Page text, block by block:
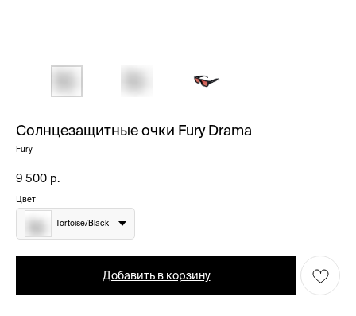
Солнцезащитные очки Fury Drama
Fury
9 500 р.
Цвет
Tortoise/Black
Добавить в корзину